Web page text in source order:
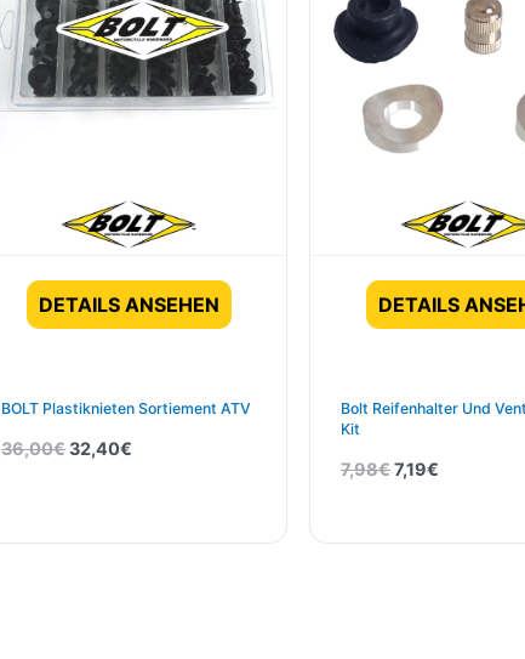
DETAILS ANSEHEN
BOLT Plastiknieten Sortiement ATV
36,00€32,40€
DETAILS
Bolt Reifenhalter Und
Kit
7,98€7,19€